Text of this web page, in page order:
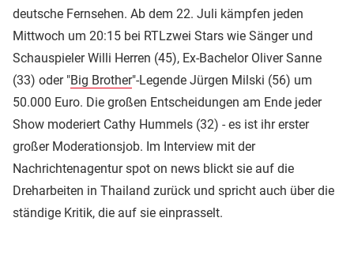
deutsche Fernsehen. Ab dem 22. Juli kämpfen jeden
Mittwoch um 20:15 bei RTLzwei Stars wie Sänger und
Schauspieler Willi Herren (45), Ex-Bachelor Oliver Sanne
(33) oder "Big Brother"-Legende Jürgen Milski (56) um
50.000 Euro. Die großen Entscheidungen am Ende jeder
Show moderiert Cathy Hummels (32) - es ist ihr erster
großer Moderationsjob. Im Interview mit der
Nachrichtenagentur spot on news blickt sie auf die
Dreharbeiten in Thailand zurück und spricht auch über die
ständige Kritik, die auf sie einprasselt.